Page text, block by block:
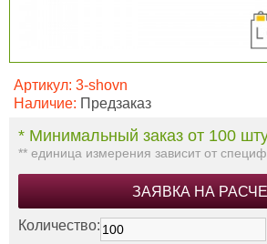
Артикул: 3-shovn
Наличие: Предзаказ
* Минимальный заказ от 100
** единица измерения зависит от
ЗАЯВКА НА
Количество: